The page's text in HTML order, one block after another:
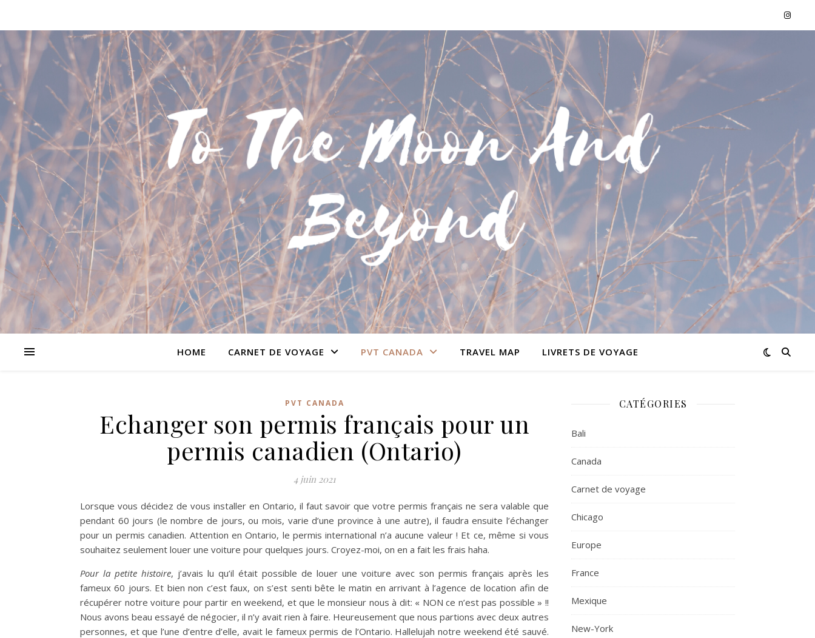
HOME CARNET DE VOYAGE PVT CANADA TRAVEL MAP LIVRETS DE VOYAGE
PVT CANADA
Echanger son permis français pour un
permis canadien (Ontario)
4 juin 2021
Lorsque vous décidez de vous installer en Ontario, il faut savoir que votre permis français ne sera valable que
pendant 60 jours (le nombre de jours, ou mois, varie d’une province à une autre), il faudra ensuite l’échanger
pour un permis canadien. Attention en Ontario, le permis international n’a aucune valeur ! Et ce, même si vous
souhaitez seulement louer une voiture pour quelques jours. Croyez-moi, on en a fait les frais haha.
Pour la petite histoire, j’avais lu qu’il était possible de louer une voiture avec son permis français après les
fameux 60 jours. Et bien non c’est faux, on s’est senti bête le matin en arrivant à l’agence de location afin de
récupérer notre voiture pour partir en weekend, et que le monsieur nous à dit: « NON ce n’est pas possible » !!
Nous avons beau essayé de négocier, il n’y avait rien à faire. Heureusement que nous partions avec deux autres
personnes, et que l’une d’entre d’elle, avait le fameux permis de l’Ontario. Hallelujah notre weekend été sauvé.
CATÉGORIES
Bali
Canada
Carnet de voyage
Chicago
Europe
France
Mexique
New-York